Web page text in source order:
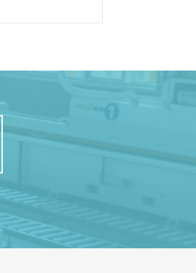
位的加工，中间无需